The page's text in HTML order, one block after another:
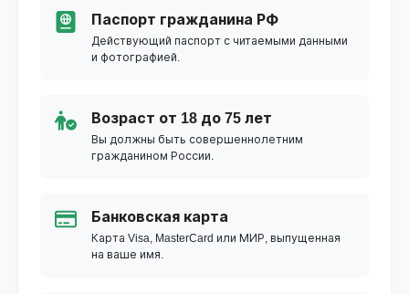
Паспорт гражданина РФ
Действующий паспорт с читаемыми данными
и фотографией.
Возраст от 18 до 75 лет
Вы должны быть совершеннолетним
гражданином России.
Банковская карта
Карта Visa, MasterCard или МИР, выпущенная
на ваше имя.